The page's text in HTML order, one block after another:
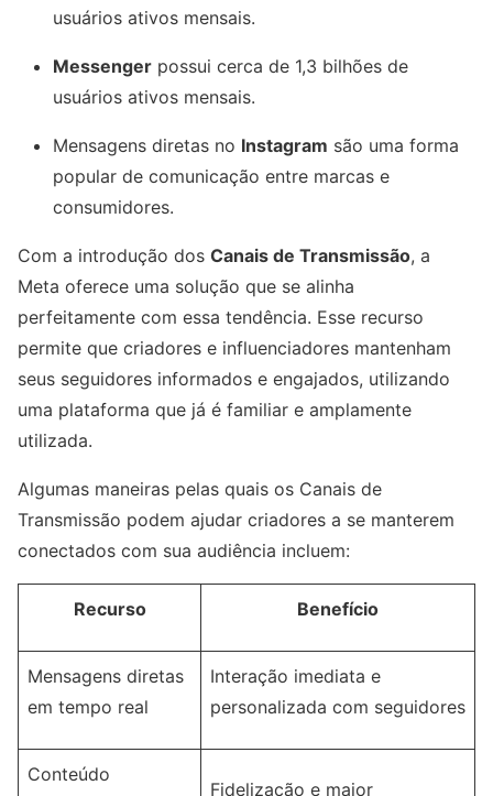
usuários ativos mensais.
Messenger possui cerca de 1,3 bilhões de
usuários ativos mensais.
Mensagens diretas no Instagram são uma forma
popular de comunicação entre marcas e
consumidores.
Com a introdução dos Canais de Transmissão, a
Meta oferece uma solução que se alinha
perfeitamente com essa tendência. Esse recurso
permite que criadores e influenciadores mantenham
seus seguidores informados e engajados, utilizando
uma plataforma que já é familiar e amplamente
utilizada.
Algumas maneiras pelas quais os Canais de
Transmissão podem ajudar criadores a se manterem
conectados com sua audiência incluem:
Recurso Benefício
Mensagens diretas
em tempo real
Interação imediata e
personalizada com seguidores
Conteúdo
Fidelização e maior